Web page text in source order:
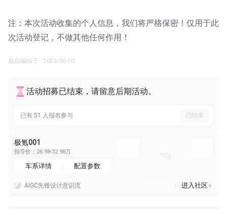
注：本次活动收集的个人信息，我们将严格保密！仅用于此
次活动登记，不做其他任何作用！
最后编辑于 · 2026-06-10
活动招募已结束，请留意后期活动。
已有 51 人报名参与 已结束
极氪001
指导价：26.98-32.98万
车系详情 配置参数
AIGC先锋设计意识流
进入社区